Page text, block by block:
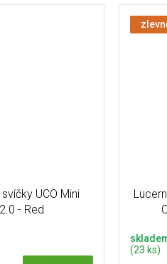
UCO Mini
- Red
(23 ks)